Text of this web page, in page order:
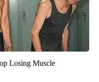
Losing Muscle